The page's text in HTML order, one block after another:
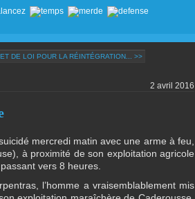
DE LOI POUR LA RÉINTÉGRATION... >>
2 avril 2016
mercredi matin avec une arme à feu,
à proximité de son exploitation agricole
vers 8 heures.
l’homme a vraisemblablement mis